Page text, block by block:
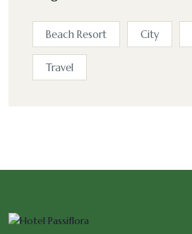
Beach Resort City
Travel